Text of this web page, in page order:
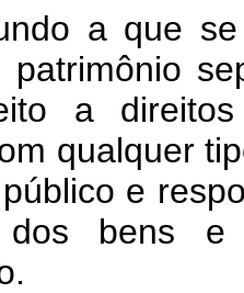
a que
patrimônio
a
qualquer
e
bens e